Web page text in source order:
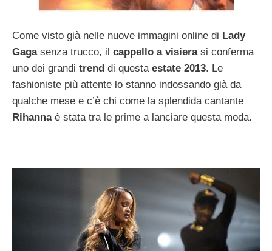
Come visto già nelle nuove immagini online di Lady
Gagasenza trucco, il cappello a visierasi conferma
uno dei grandi trend di questa estate 2013. Le
fashioniste più attente lo stanno indossando già da
qualche mese e c’è chi come la splendida cantante
Rihanna è stata tra le prime a lanciare questa moda.